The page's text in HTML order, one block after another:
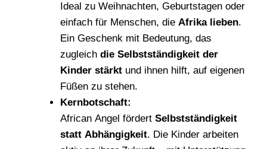
Ideal zu Weihnachten, Geburtstagen oder
einfach für Menschen, die Afrika lieben.
Ein Geschenk mit Bedeutung, das
zugleich die Selbstständigkeit der
Kinder stärkt und ihnen hilft, auf eigenen
Füßen zu stehen.
Kernbotschaft:
African Angel fördert Selbstständigkeit
statt Abhängigkeit. Die Kinder arbeiten